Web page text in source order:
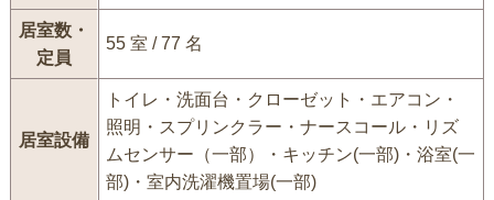
居室数・
定員
55 室 / 77 名
居室設備
トイレ・洗面台・クローゼット・エアコン・
照明・スプリンクラー・ナースコール・リズ
ムセンサー（一部）・キッチン(一部)・浴室(一
部)・室内洗濯機置場(一部)